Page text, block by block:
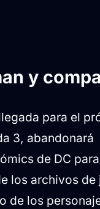
y
para el
3, abandonará
de DC para
los archivos de
de los